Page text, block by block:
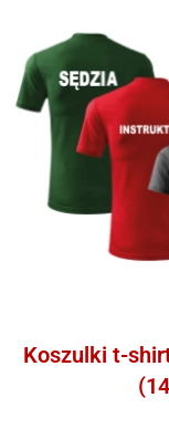
Koszulki t-